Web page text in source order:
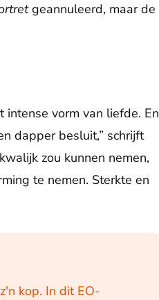
geannuleerd, maar de
intense vorm van liefde. En
dapper besluit,” schrijft
zou kunnen nemen,
te nemen. Sterkte en
kop. In dit EO-